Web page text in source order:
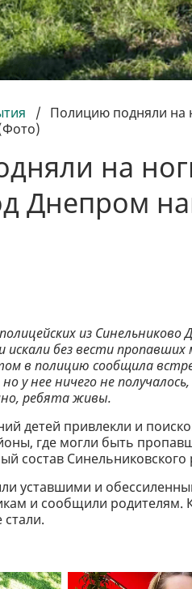
/ Полицию подняли на
на
Днепром
из Синельниково
без вести
в полицию сообщила
у нее ничего не
ребята живы.
детей привлекли и
где могли быть
состав
уставшими и
и сообщили родителям.